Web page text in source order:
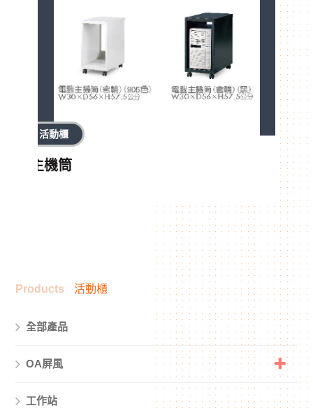
活動櫃
主機筒
Products 活動櫃
全部產品
OA屏風
工作站